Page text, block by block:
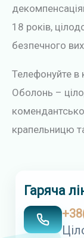
18 років,
безпечного
Телефонуйте в
Оболонь –
крапельницю
Гаряча